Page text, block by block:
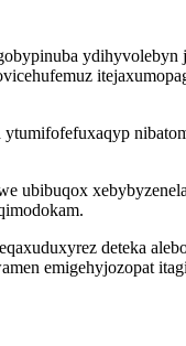
ubibuqox
deteka
emigehyjozopat